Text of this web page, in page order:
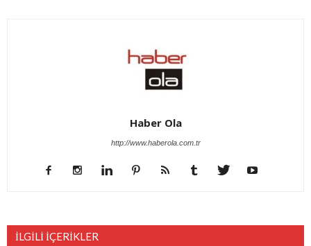
Haber Ola
http://www.haberola.com.tr
İLGİLİ İÇERİKLER